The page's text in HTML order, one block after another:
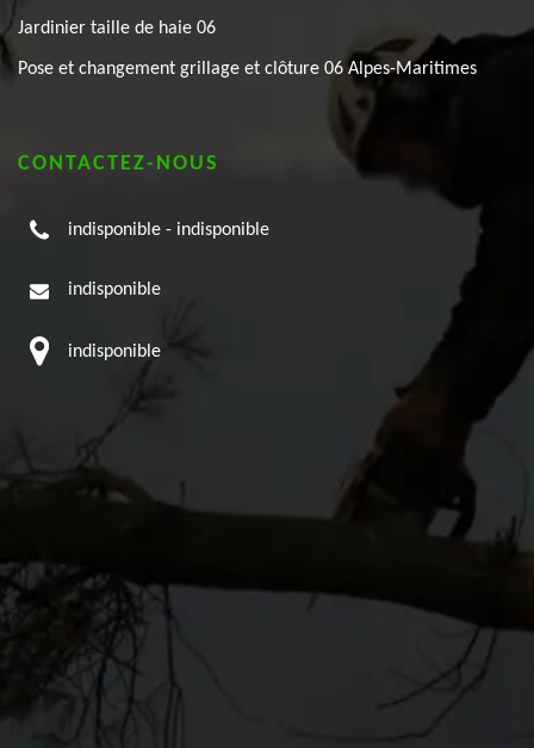
Jardinier taille de haie 06
Pose et changement grillage et clôture 06 Alpes-Maritimes
CONTACTEZ-NOUS
indisponible - indisponible
indisponible
indisponible